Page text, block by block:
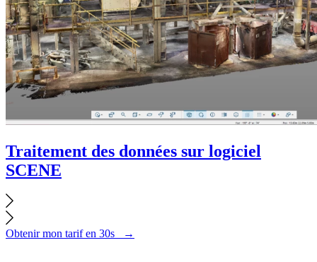
Traitement des données sur logiciel
SCENE
Obtenir mon tarif en 30s →